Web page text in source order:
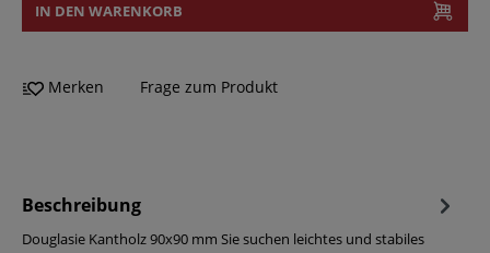
IN DEN WARENKORB
Merken Frage zum Produkt
Beschreibung
Douglasie Kantholz 90x90 mm Sie suchen leichtes und stabiles